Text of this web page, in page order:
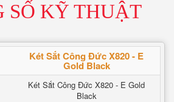
SỐ KỸ THUẬT
Két Sắt Công Đức X820 - E
Gold Black
Két Sắt Công Đức X820 - E Gold
Black